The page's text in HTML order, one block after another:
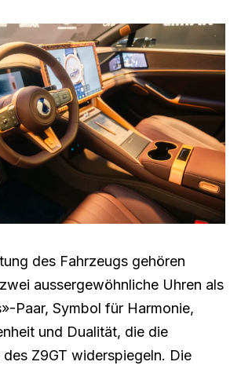
des Fahrzeugs gehören
aussergewöhnliche Uhren als
Paar, Symbol für Harmonie,
und Dualität, die die
des Z9GT widerspiegeln. Die